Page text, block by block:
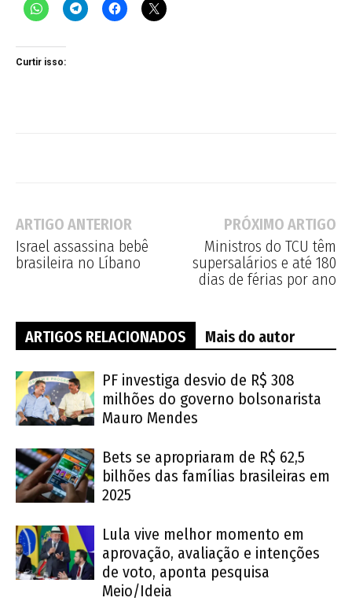
Curtir isso:
ARTIGO ANTERIOR
Israel assassina bebê
brasileira no Líbano
PRÓXIMO ARTIGO
Ministros do TCU têm
supersalários e até 180
dias de férias por ano
ARTIGOS RELACIONADOS Mais do autor
PF investiga desvio de R$ 308
milhões do governo bolsonarista
Mauro Mendes
Bets se apropriaram de R$ 62,5
bilhões das famílias brasileiras em
2025
Lula vive melhor momento em
aprovação, avaliação e intenções
de voto, aponta pesquisa
Meio/Ideia